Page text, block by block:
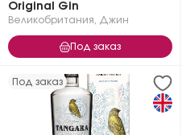
Original Gin
Великобритания Джин
Под заказ
Под заказ